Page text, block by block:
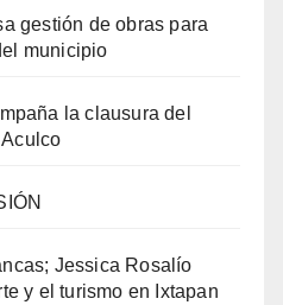
gestión de obras para
municipio
la clausura del
Jessica Rosalío
y el turismo en Ixtapan